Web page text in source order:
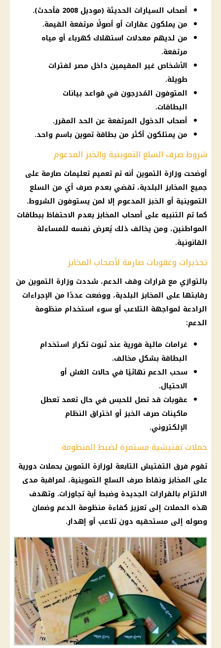
أصحاب السيارات الحديثة (موديل 2008 فأحدث).
من يملكون عقارات أو أصولًا مرتفعة القيمة.
من لديهم معدلات استهلاك كهرباء أو مياه
مرتفعة.
الأشخاص غير المقيمين داخل مصر لفترات
طويلة.
المتوفون المُدرجون في قواعد بيانات
البطاقات.
أصحاب الدخول المرتفعة عن الحد المقرر.
من يمتلكون أكثر من بطاقة تموين باسم واحد.
شروط صرف السلع التموينية والخبز المدعوم
أوضحت وزارة التموين أنه تم تعميم تعليمات صارمة على
جميع المخابز البلدية، تقضي بعدم صرف أي من السلع
التموينية أو الخبز المدعوم إلا لمن يستوفون الشروط.
كما تم التنبيه على أصحاب المخابز بعدم الاحتفاظ ببطاقات
المواطنين، ومن يخالف ذلك يُعرض نفسه للمساءلة
القانونية.
تحذيرات وعقوبات صارمة لأصحاب المخابز
بالتوازي مع قرارات وقف الدعم، شددت وزارة التموين من
رقابتها على المخابز البلدية، ووضعت عددًا من الإجراءات
الرادعة لمواجهة التلاعب أو سوء استخدام منظومة
الدعم:
غرامات مالية فورية عند ثبوت تكرار استخدام
البطاقة بشكل مخالف.
سحب الدعم نهائيًا في حالات الغش أو
الاحتيال.
عقوبات قد تصل للحبس في حال تعمد تعطل
ماكينات صرف الخبز أو اختراق النظام
الإلكتروني.
حملات تفتيشية مستمرة لضبط المنظومة
تقوم فرق التفتيش التابعة لوزارة التموين بحملات دورية
على المخابز ونقاط صرف السلع التموينية، لمراقبة مدى
الالتزام بالقرارات الجديدة وضبط أية تجاوزات. وتهدف
هذه الحملات إلى تعزيز كفاءة منظومة الدعم وضمان
وصوله إلى مستحقيه دون تلاعب أو إهدار.